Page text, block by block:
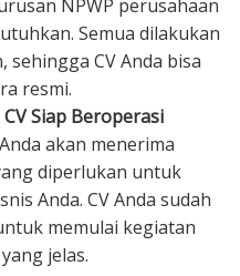
NPWP perusahaan
Semua dilakukan
sehingga CV Anda bisa
resmi.
Siap Beroperasi
akan menerima
diperlukan untuk
Anda. CV Anda sudah
memulai kegiatan
jelas.